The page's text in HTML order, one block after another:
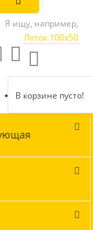
Я ищу, например,
Лоток 100х50
В корзине пусто!